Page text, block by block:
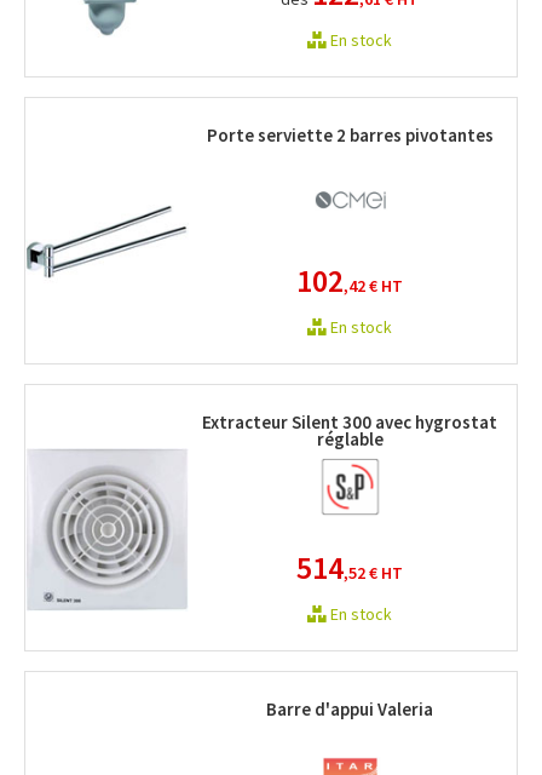
En stock
Porte serviette 2 barres pivotantes
102,42 € HT
En stock
Extracteur Silent 300 avec hygrostat
réglable
514,52 € HT
En stock
Barre d'appui Valeria